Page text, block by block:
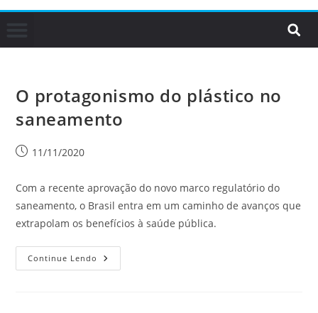
O protagonismo do plástico no
saneamento
11/11/2020
Com a recente aprovação do novo marco regulatório do
saneamento, o Brasil entra em um caminho de avanços que
extrapolam os benefícios à saúde pública.
Continue Lendo